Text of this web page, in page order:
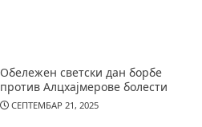
Обележен светски дан борбе
против Алцхајмерове болести
СЕПТЕМБАР 21, 2025